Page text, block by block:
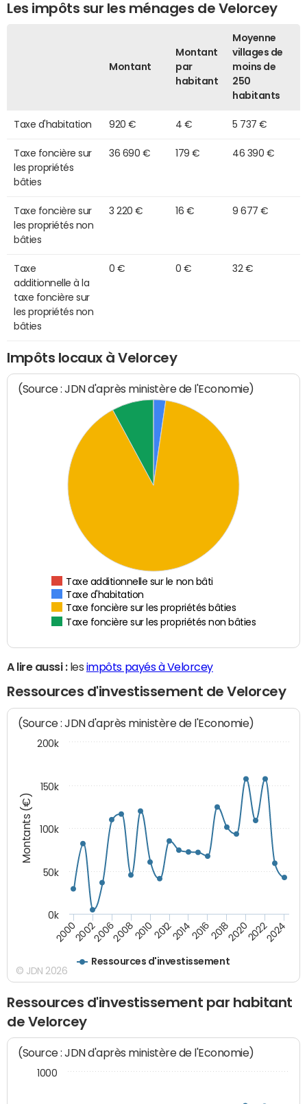
Les impôts sur les ménages de Velorcey
Montant
Montant
par
habitant
Moyenne
villages de
moins de
250
habitants
Taxe d'habitation 920 € 4 € 5 737 €
Taxe foncière sur
les propriétés
bâties
36 690 € 179 € 46 390 €
Taxe foncière sur
les propriétés non
bâties
3 220 € 16 € 9 677 €
Taxe
additionnelle à la
taxe foncière sur
les propriétés non
bâties
0 € 0 € 32 €
Impôts locaux à Velorcey
(Source : JDN d'après ministère de l'Economie)
Taxe additionnelle sur le non bâti
Taxe d'habitation
Taxe foncière sur les propriétés bâties
Taxe foncière sur les propriétés non bâties
A lire aussi :les impôts payés à Velorcey
Ressources d'investissement de Velorcey
Montants (€)
(Source : JDN d'après ministère de l'Economie)
Ressources d'investissement
200020022006200820102012201420162018202020222024
0k
50k
100k
150k
200k
© JDN 2026
Ressources d'investissement par habitant
de Velorcey
(Source : JDN d'après ministère de l'Economie)
1000